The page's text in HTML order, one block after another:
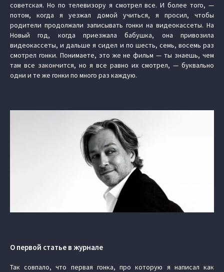
советская. Но по телевизору я смотрел все. И более того, —
потом, когда я уезжал домой учиться, я просил, чтобы
родители продолжали записывать гонки на видеокассеты. На
Новый год, когда приезжала бабушка, она привозила
видеокассеты, и дальше я сидел и по шесть, семь, восемь раз
смотрел гонки. Понимаете, это же не фильм — ты знаешь, чем
там все закончится, но я все равно их смотрел, — буквально
одни и те же гонки по много раз каждую.
О первой статье в журнале
Так совпало, что первая гонка, про которую я написал как